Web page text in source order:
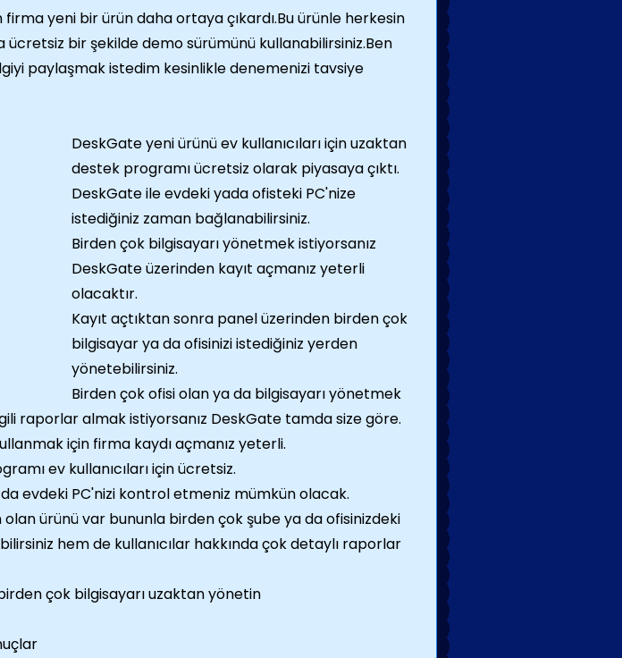
firma yeni bir ürün daha ortaya çıkardı.Bu ürünle herkesin
ücretsiz bir şekilde demo sürümünü kullanabilirsiniz.Ben
paylaşmak istedim kesinlikle denemenizi tavsiye
DeskGate yeni ürünü ev kullanıcıları için uzaktan
destek programı ücretsiz olarak piyasaya çıktı.
DeskGate ile evdeki yada ofisteki PC'nize
istediğiniz zaman bağlanabilirsiniz.
Birden çok bilgisayarı yönetmek istiyorsanız
DeskGate üzerinden kayıt açmanız yeterli
olacaktır.
Kayıt açtıktan sonra panel üzerinden birden çok
bilgisayar ya da ofisinizi istediğiniz yerden
yönetebilirsiniz.
Birden çok ofisi olan ya da bilgisayarı yönetmek
raporlar almak istiyorsanız DeskGate tamda size göre.
için firma kaydı açmanız yeterli.
ev kullanıcıları için ücretsiz.
evdeki PC'nizi kontrol etmeniz mümkün olacak.
ürünü var bununla birden çok şube ya da ofisinizdeki
hem de kullanıcılar hakkında çok detaylı raporlar
çok bilgisayarı uzaktan yönetin